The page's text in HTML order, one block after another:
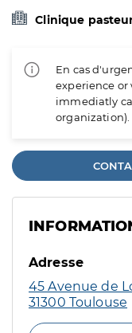
Clinique
En cas
experience or
immediatly
organization).
Adresse
45 Avenue de
31300 Toulouse